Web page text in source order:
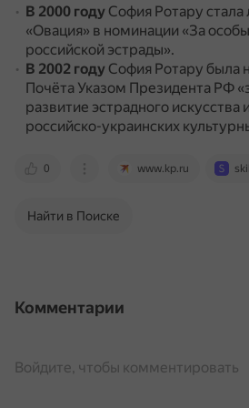
В 2000 году София Ротару
«Овация» в номинации «За
российской эстрады».
В 2002 году София Ротару была
Почёта Указом Президента РФ
развитие эстрадного искусства
российско-украинских
0 www.kp.ru
Найти в Поиске
Комментарии
Войдите, чтобы комментировать